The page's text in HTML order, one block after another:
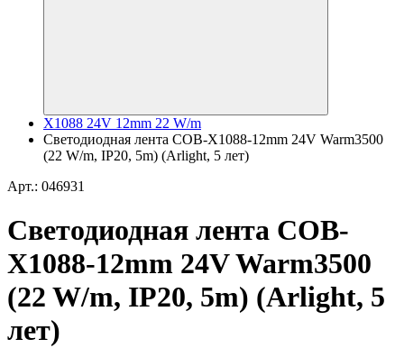
X1088 24V 12mm 22 W/m
Светодиодная лента COB-X1088-12mm 24V Warm3500
(22 W/m, IP20, 5m) (Arlight, 5 лет)
Арт.: 046931
Светодиодная лента COB-
X1088-12mm 24V Warm3500
(22 W/m, IP20, 5m) (Arlight, 5
лет)